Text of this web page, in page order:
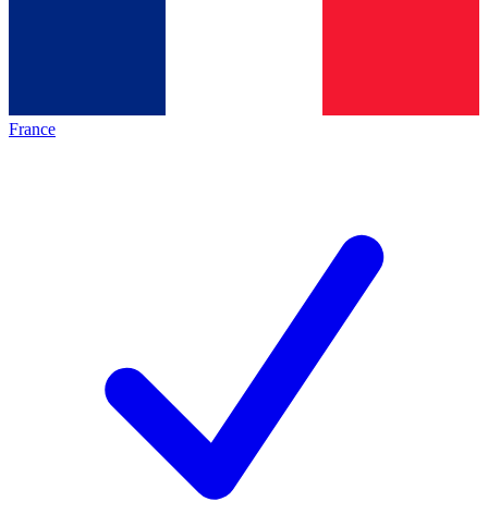
France